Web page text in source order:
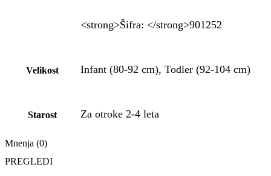
<strong>Šifra: </strong>901252
Velikost Infant (80-92 cm), Todler (92-104 cm)
Starost Za otroke 2-4 leta
Mnenja (0)
PREGLEDI